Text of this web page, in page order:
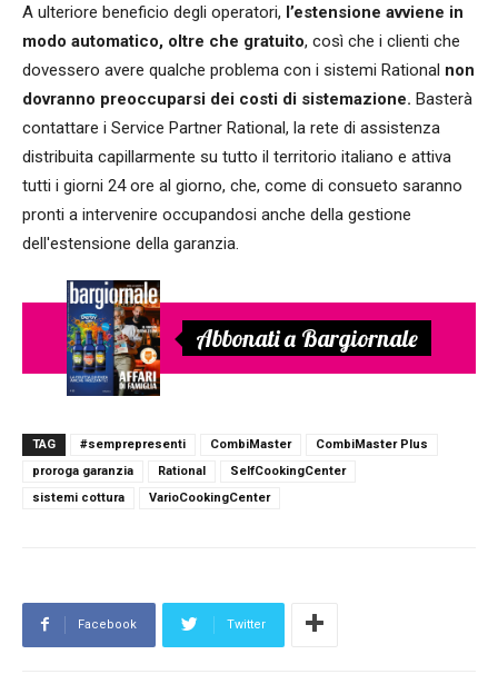
A ulteriore beneficio degli operatori, l’estensione avviene in
modo automatico, oltre che gratuito, così che i clienti che
dovessero avere qualche problema con i sistemi Rational non
dovranno preoccuparsi dei costi di sistemazione. Basterà
contattare i Service Partner Rational, la rete di assistenza
distribuita capillarmente su tutto il territorio italiano e attiva
tutti i giorni 24 ore al giorno, che, come di consueto saranno
pronti a intervenire occupandosi anche della gestione
dell'estensione della garanzia.
Abbonati a Bargiornale
TAG #semprepresenti CombiMaster
CombiMaster Plus
proroga garanzia
Rational
SelfCookingCenter
sistemi cottura
VarioCookingCenter
Facebook Twitter